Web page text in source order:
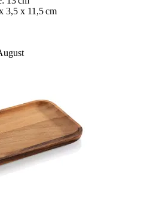
3,5 x 11,5 cm